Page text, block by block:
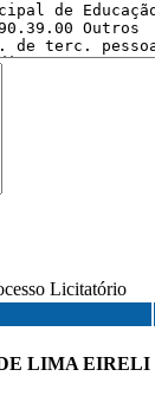
Licitatório
LIMA EIRELI